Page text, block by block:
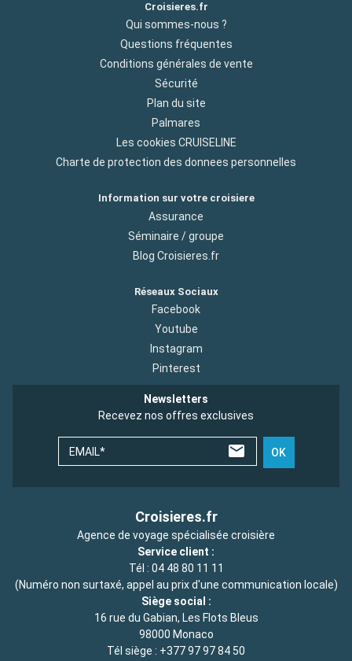
Croisieres.fr
Qui sommes-nous ?
Questions fréquentes
Conditions générales de vente
Sécurité
Plan du site
Palmares
Les cookies CRUISELINE
Charte de protection des donnees personnelles
Information sur votre croisiere
Assurance
Séminaire / groupe
Blog Croisieres.fr
Réseaux Sociaux
Facebook
Youtube
Instagram
Pinterest
Newsletters
Recevez nos offres exclusives
EMAIL* OK
Croisieres.fr
Agence de voyage spécialisée croisière
Service client :
Tél : 04 48 80 11 11
(Numéro non surtaxé, appel au prix d'une communication locale)
Siège social :
16 rue du Gabian, Les Flots Bleus
98000 Monaco
Tél siège : +377 97 97 84 50